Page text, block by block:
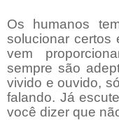
Os humanos
solucionar certos
vem
sempre são
vivido e ouvido,
falando. Já
você dizer que